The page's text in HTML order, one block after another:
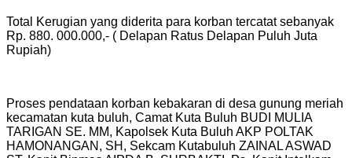
Total Kerugian yang diderita para korban tercatat sebanyak
Rp. 880. 000.000,- ( Delapan Ratus Delapan Puluh Juta
Rupiah)
Proses pendataan korban kebakaran di desa gunung meriah
kecamatan kuta buluh, Camat Kuta Buluh BUDI MULIA
TARIGAN SE. MM, Kapolsek Kuta Buluh AKP POLTAK
HAMONANGAN, SH, Sekcam Kutabuluh ZAINAL ASWAD